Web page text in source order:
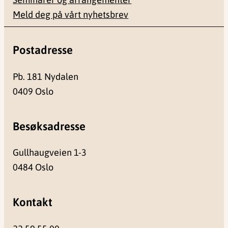
Meld deg på vårt nyhetsbrev
Postadresse
Pb. 181 Nydalen
0409 Oslo
Besøksadresse
Gullhaugveien 1-3
0484 Oslo
Kontakt